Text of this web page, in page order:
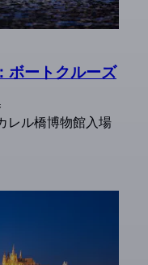
ボートクルーズ
レル橋博物館入場